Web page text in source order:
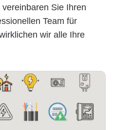
Sie Ihren
Team für
wir alle Ihre